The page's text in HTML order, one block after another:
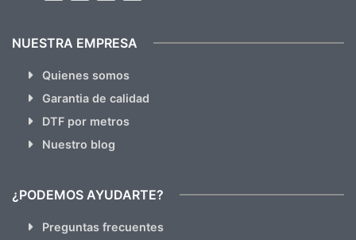
NUESTRA EMPRESA
Quienes somos
Garantia de calidad
DTF por metros
Nuestro blog
¿PODEMOS AYUDARTE?
Preguntas frecuentes